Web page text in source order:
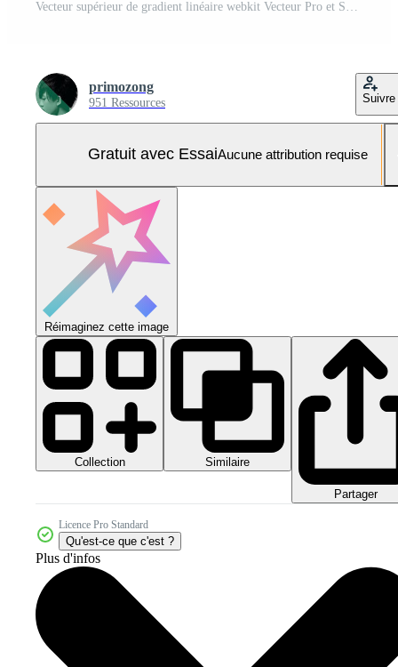
primozong
951 Ressources Suivre
Gratuit avec EssaiAucune attribution requise
Réimaginez cette image
Collection Similaire
Partager
Licence Pro Standard
Qu'est-ce que c'est ?
Plus d'infos